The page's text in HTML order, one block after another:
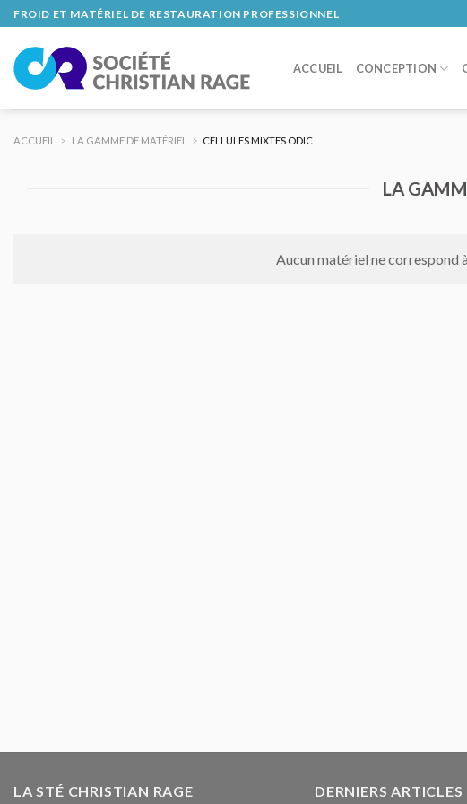
Skip
to
content
FROID ET MATÉRIEL DE RESTAURATION PROFESSIONNEL
ACCUEIL CONCEPTION
ACCUEIL > LA GAMME DE MATÉRIEL > CELLULES MIXTES ODIC
LA
Aucun matériel ne correspond
LA STÉ CHRISTIAN RAGE DERNIERS ARTICLES